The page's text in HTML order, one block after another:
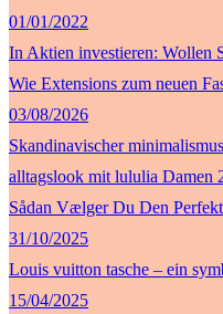
01/01/2022
In Aktien investieren: Wollen
Wie Extensions zum neuen
03/08/2026
Skandinavischer
alltagslook mit lululia Damen
Sådan Vælger Du Den
31/10/2025
Louis vuitton tasche – ein
15/04/2025